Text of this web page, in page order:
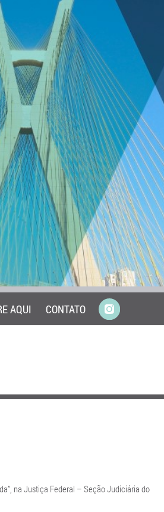
AQUI CONTATO
na Justiça Federal – Seção Judiciária do